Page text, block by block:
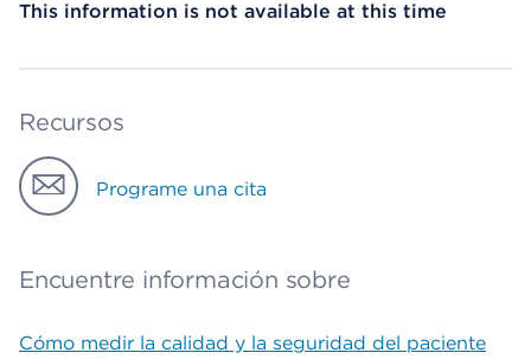
This information is not available at this time
Recursos
Programe una cita
Encuentre información sobre
Cómo medir la calidad y la seguridad del paciente